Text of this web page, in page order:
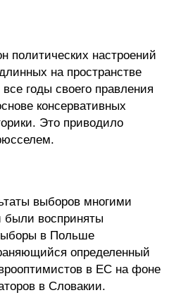
политических настроений
на пространстве
годы своего правления
консервативных
Это приводило
выборов многими
были восприняты
в Польше
определенный
в ЕС на фоне
в Словакии.